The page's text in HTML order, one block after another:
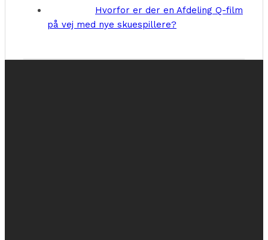
Hvorfor er der en Afdeling Q-film
på vej med nye skuespillere?